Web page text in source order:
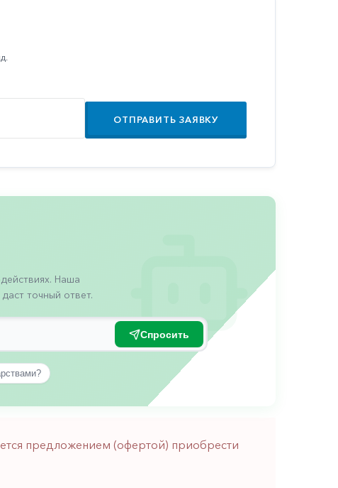
ОТПРАВИТЬ ЗАЯВКУ
Наша
точный ответ.
Спросить
предложением (офертой) приобрести